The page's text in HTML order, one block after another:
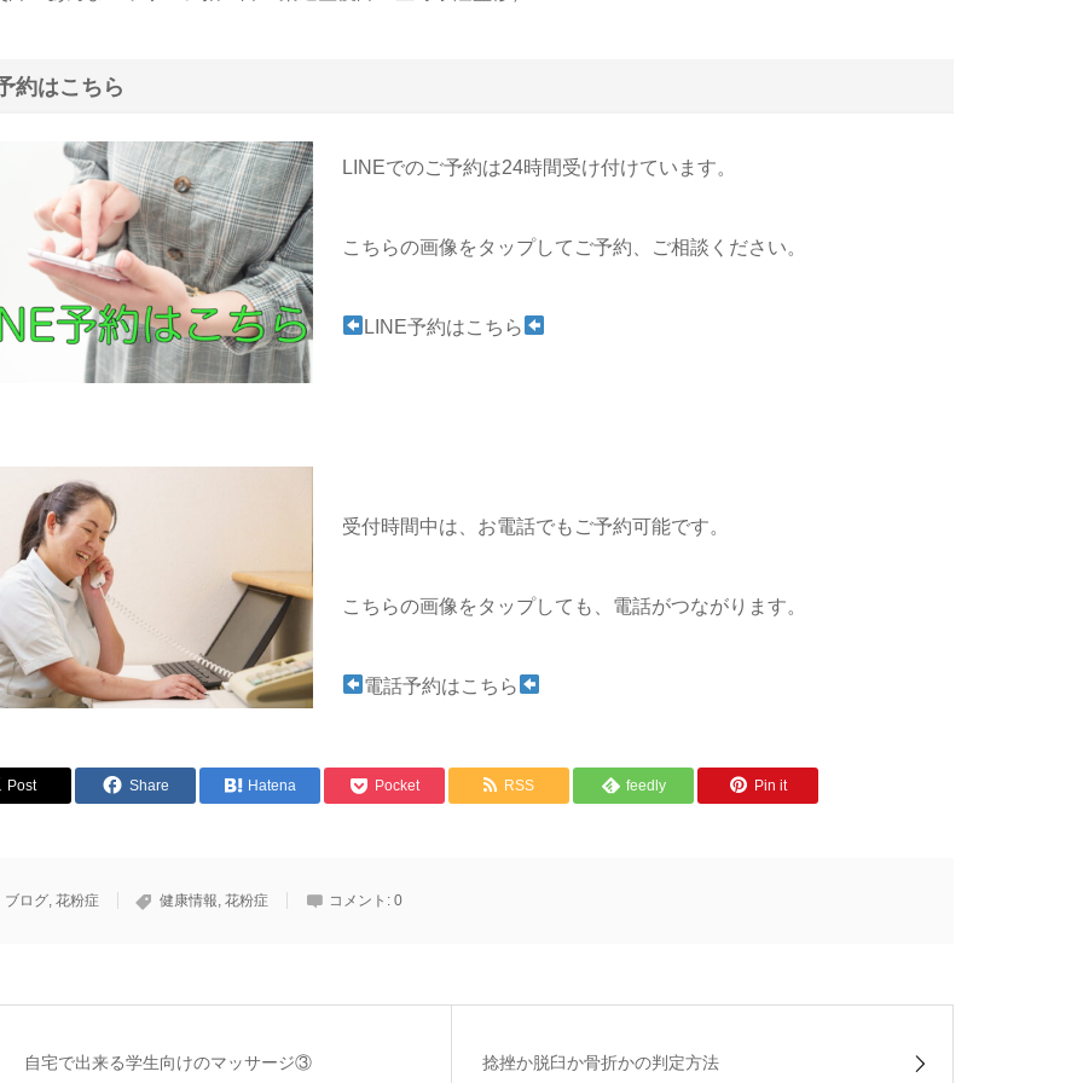
約はこちら
LINEでのご予約は24時間受け付けています。
こちらの画像をタップしてご予約、ご相談ください。
LINE予約はこちら
受付時間中は、お電話でもご予約可能です。
こちらの画像をタップしても、電話がつながります。
電話予約はこちら
Post Share Hatena Pocket RSS feedly Pin it
ブログ, 花粉症 健康情報, 花粉症 コメント: 0
自宅で出来る学生向けのマッサージ③ 捻挫か脱臼か骨折かの判定方法